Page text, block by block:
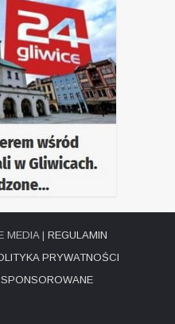
MEDIA | REGULAMIN
PRYWATNOŚCI